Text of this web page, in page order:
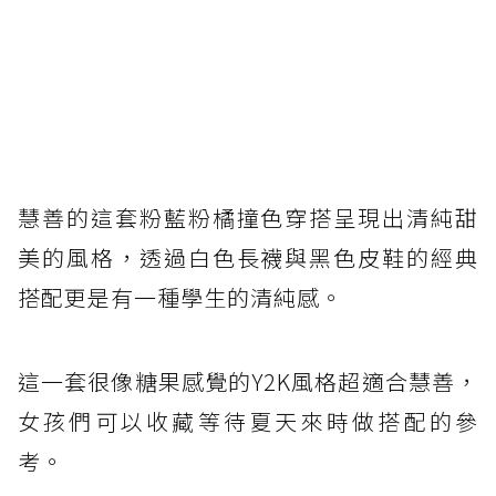
慧善的這套粉藍粉橘撞色穿搭呈現出清純甜
美的風格，透過白色長襪與黑色皮鞋的經典
搭配更是有一種學生的清純感。
這一套很像糖果感覺的Y2K風格超適合慧善，
女孩們可以收藏等待夏天來時做搭配的參
考。